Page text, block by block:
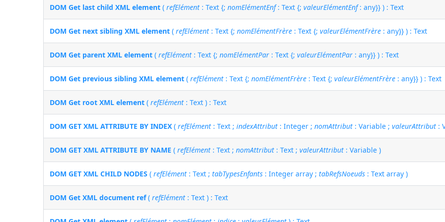
DOM Get last child XML element (refElément : Text {;nomElémentEnf: Text {;valeurElémentEnf: any}} ) : Text
DOM Get next sibling XML element (refElément : Text {;nomElémentFrère : Text {;valeurElémentFrère : any}} ) : Text
DOM Get parent XML element (refElément : Text {;nomElémentPar : Text {;valeurElémentPar : any}} ) : Text
DOM Get previous sibling XML element (refElément : Text {;nomElémentFrère : Text {;valeurElémentFrère : any}} ) : Text
DOM Get root XML element (refElément : Text ) : Text
DOM GET XML ATTRIBUTE BY INDEX (refElément : Text ;indexAttribut : Integer ;nomAttribut : Variable ;valeurAttribut :
DOM GET XML ATTRIBUTE BY NAME (refElément : Text ;nomAttribut : Text ;valeurAttribut : Variable )
DOM GET XML CHILD NODES (refElément : Text ;tabTypesEnfants : Integer array ;tabRefsNoeuds : Text array )
DOM Get XML document ref(refElément : Text ) : Text